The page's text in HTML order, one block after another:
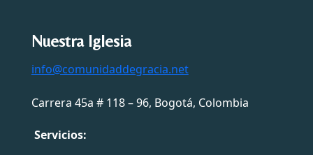
Nuestra Iglesia
info@comunidaddegracia.net
Carrera 45a # 118 – 96, Bogotá, Colombia
Servicios: